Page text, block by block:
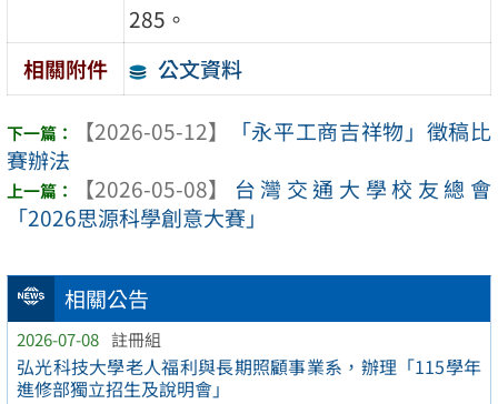
相關公告
2026-07-08 註冊組
弘光科技大學老人福利與長期照顧事業系，辦理「115學年
進修部獨立招生及說明會」
285。
相關附件
公文資料
【2026-05-12】
「永平工商吉祥物」徵稿比
賽辦法
【2026-05-08】
台灣交通大學校友總會
「2026思源科學創意大賽」